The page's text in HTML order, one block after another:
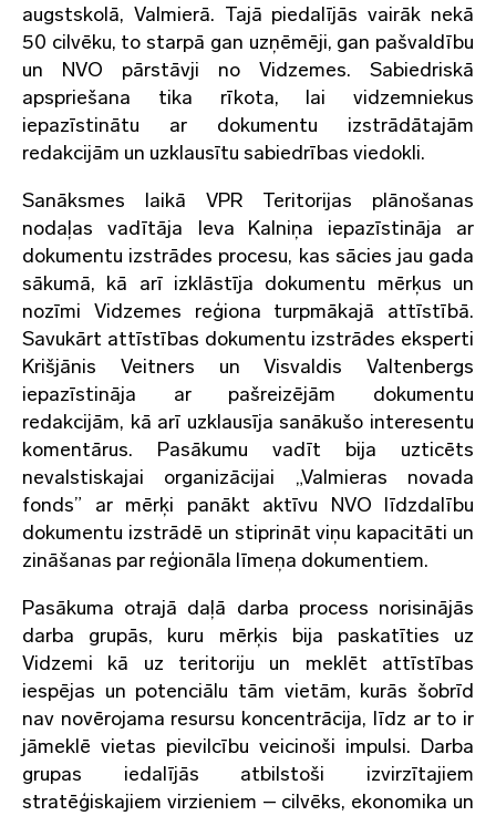
augstskolā, Valmierā. Tajā piedalījās vairāk nekā
50 cilvēku, to starpā gan uzņēmēji, gan pašvaldību
un NVO pārstāvji no Vidzemes. Sabiedriskā
apspriešana tika rīkota, lai vidzemniekus
iepazīstinātu ar dokumentu izstrādātajām
redakcijām un uzklausītu sabiedrības viedokli.
Sanāksmes laikā VPR Teritorijas plānošanas
nodaļas vadītāja Ieva Kalniņa iepazīstināja ar
dokumentu izstrādes procesu, kas sācies jau gada
sākumā, kā arī izklāstīja dokumentu mērķus un
nozīmi Vidzemes reģiona turpmākajā attīstībā.
Savukārt attīstības dokumentu izstrādes eksperti
Krišjānis Veitners un Visvaldis Valtenbergs
iepazīstināja ar pašreizējām dokumentu
redakcijām, kā arī uzklausīja sanākušo interesentu
komentārus. Pasākumu vadīt bija uzticēts
nevalstiskajai organizācijai „Valmieras novada
fonds” ar mērķi panākt aktīvu NVO līdzdalību
dokumentu izstrādē un stiprināt viņu kapacitāti un
zināšanas par reģionāla līmeņa dokumentiem.
Pasākuma otrajā daļā darba process norisinājās
darba grupās, kuru mērķis bija paskatīties uz
Vidzemi kā uz teritoriju un meklēt attīstības
iespējas un potenciālu tām vietām, kurās šobrīd
nav novērojama resursu koncentrācija, līdz ar to ir
jāmeklē vietas pievilcību veicinoši impulsi. Darba
grupas iedalījās atbilstoši izvirzītajiem
stratēģiskajiem virzieniem – cilvēks, ekonomika un